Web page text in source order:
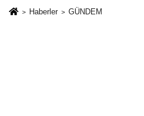
Haberler GÜNDEM